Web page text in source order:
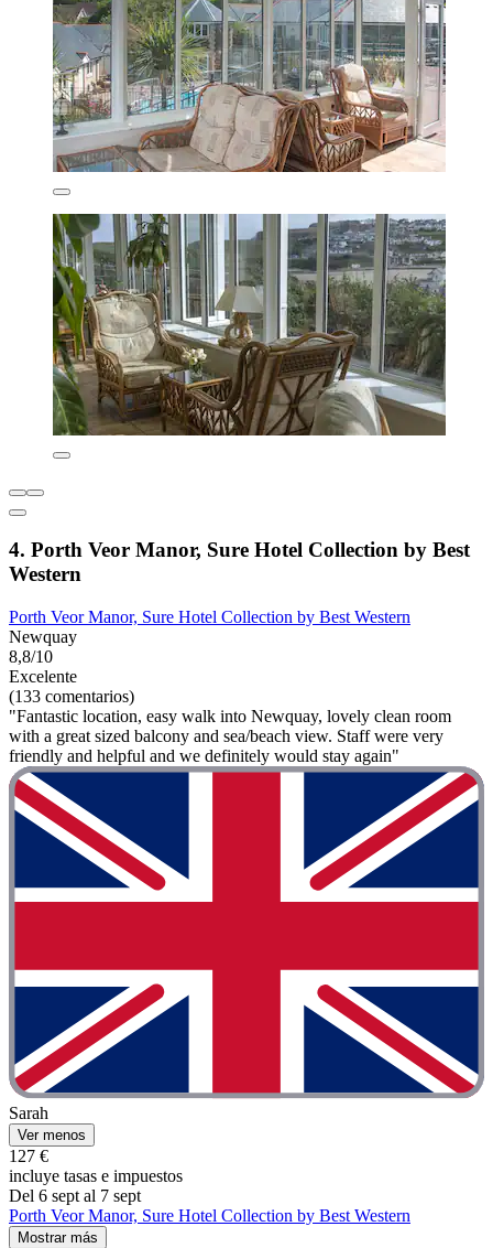
4. Porth Veor Manor, Sure Hotel Collection by Best
Western
Porth Veor Manor, Sure Hotel Collection by Best Western
Newquay
8,8/10
Excelente
(133 comentarios)
"Fantastic location, easy walk into Newquay, lovely clean room
with a great sized balcony and sea/beach view. Staff were very
friendly and helpful and we definitely would stay again"
Sarah
Ver menos
127 €
incluye tasas e impuestos
Del 6 sept al 7 sept
Porth Veor Manor, Sure Hotel Collection by Best Western
Mostrar más